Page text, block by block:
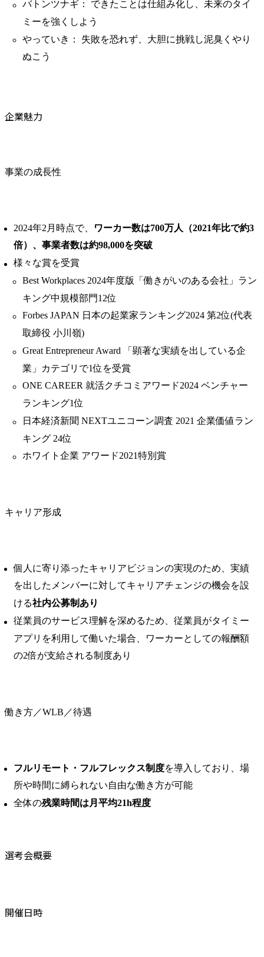
バトンツナギ： できたことは仕組み化し、未来のタイ
ミーを強くしよう
やっていき： 失敗を恐れず、大胆に挑戦し泥臭くやり
ぬこう
企業魅力
事業の成長性
2024年2月時点で、
ワーカー数は700万人（2021年比で約3
倍）、事業者数は約98,000を突破
様々な賞を受賞
Best Workplaces 2024年度版「働きがいのある会社」ラン
キング中規模部門12位
Forbes JAPAN 日本の起業家ランキング2024 第2位(代表
取締役 小川嶺)
Great Entrepreneur Award 「顕著な実績を出している企
業」カテゴリで1位を受賞
ONE CAREER 就活クチコミアワード2024 ベンチャー
ランキング1位
日本経済新聞 NEXTユニコーン調査 2021 企業価値ラン
キング 24位
ホワイト企業 アワード2021特別賞
キャリア形成
個人に寄り添ったキャリアビジョンの実現のため、実績
を出したメンバーに対してキャリアチェンジの機会を設
ける社内公募制あり
従業員のサービス理解を深めるため、従業員がタイミー
アプリを利用して働いた場合、ワーカーとしての報酬額
の2倍が支給される制度あり
働き方／WLB／待遇
フルリモート・フルフレックス制度を導入しており、場
所や時間に縛られない自由な働き方が可能
全体の残業時間は月平均21h程度
選考会概要
開催日時